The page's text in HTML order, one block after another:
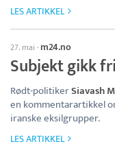
LES ARTIKKEL
27. mai · m24.no
Subjekt gikk
Rødt-politikerSiavash
en kommentarartikkel
iranske eksilgrupper.
LES ARTIKKEL